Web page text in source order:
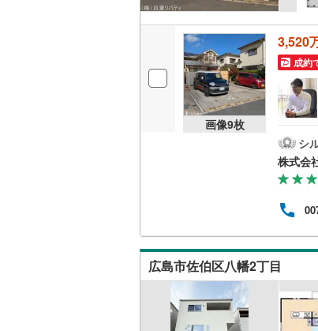
画像9枚
3,520
成約
シ
株式会
広島市佐伯区八幡2丁目
該当物件0件
該当物件0件
該当物件0件
該当物件0件
該当物件0件
配置、
前
LD
独
該当物件0件